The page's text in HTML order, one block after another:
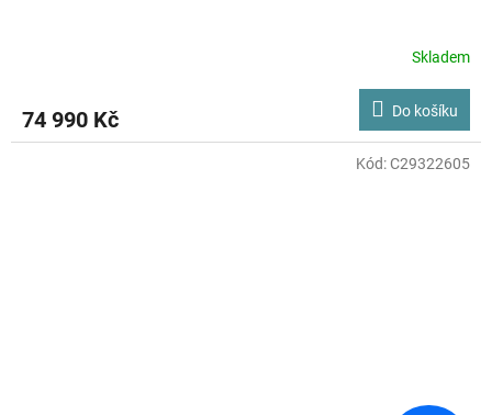
Skladem
74 990 Kč Do košíku
Kód:C29322605